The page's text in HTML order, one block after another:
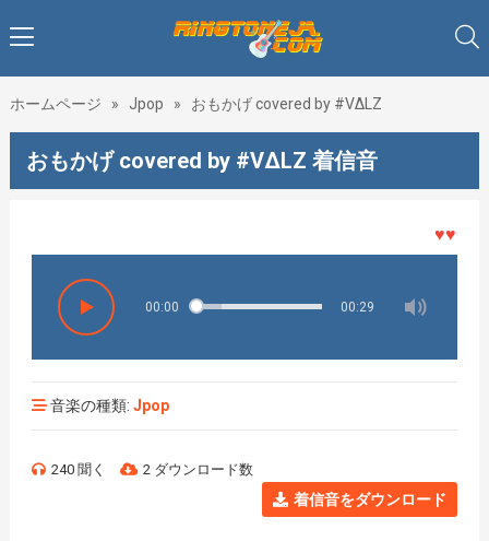
ホームページ » Jpop » おもかげ covered by #VΔLZ
おもかげ covered by #VΔLZ 着信音
♥♥♥着メ
00:00 00:29
音楽の種類: Jpop
240 聞く 2 ダウンロード数
着信音をダウンロード